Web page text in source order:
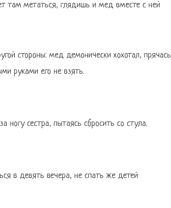
там метаться, глядишь и мед вместе с ней
стороны: мед демонически хохотал, прячась
руками его не взять.
сестра, пытаясь сбросить со стула.
в девять вечера, не спать же детей